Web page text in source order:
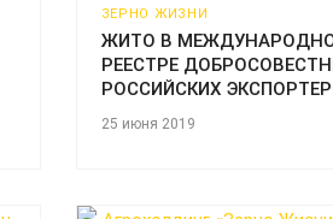
ЗЕРНО ЖИЗНИ
ЖИТО В
РЕЕСТРЕ
РОССИЙСКИХ
25 июня 2019